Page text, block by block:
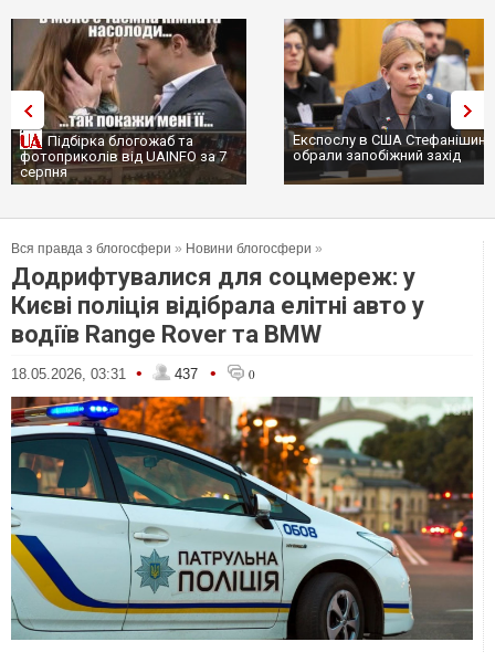
Підбірка блогожаб та
фотоприколів від UAINFO за 7
серпня
Експослу в США
обрали запобіжний захід
Вся правда з блогосфери » Новини блогосфери »
Додрифтувалися для соцмереж: у
Києві поліція відібрала елітні авто у
водіїв Range Rover та BMW
18.05.2026, 03:31 • 437 • 0